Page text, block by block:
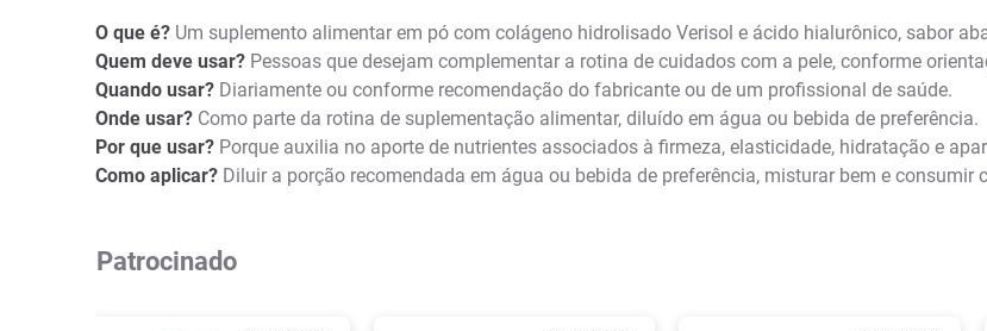
O que é? Um suplemento alimentar em pó com colágeno hidrolisado Verisol e ácido hialurônico, sabor
Quem deve usar? Pessoas que desejam complementar a rotina de cuidados com a pele, conforme
Quando usar? Diariamente ou conforme recomendação do fabricante ou de um profissional de saúde.
Onde usar? Como parte da rotina de suplementação alimentar, diluído em água ou bebida de preferência.
Por que usar? Porque auxilia no aporte de nutrientes associados à firmeza, elasticidade, hidratação e
Como aplicar? Diluir a porção recomendada em água ou bebida de preferência, misturar bem e
Patrocinado